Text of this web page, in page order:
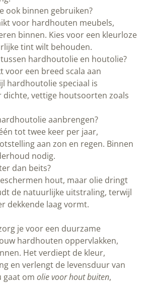
ook binnen gebruiken?
voor hardhouten meubels,
binnen. Kies voor een kleurloze
tint wilt behouden.
hardhoutolie en houtolie?
voor een breed scala aan
hardhoutolie speciaal is
vettige houtsoorten zoals
aanbrengen?
tot twee keer per jaar,
aan zon en regen. Binnen
nodig.
dan beits?
hout, maar olie dringt
de natuurlijke uitstraling, terwijl
dekkende laag vormt.
je voor een duurzame
hardhouten oppervlakken,
Het verdiept de kleur,
en verlengt de levensduur van
gaat om olie voor hout buiten,